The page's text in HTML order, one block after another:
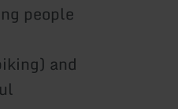
people
and